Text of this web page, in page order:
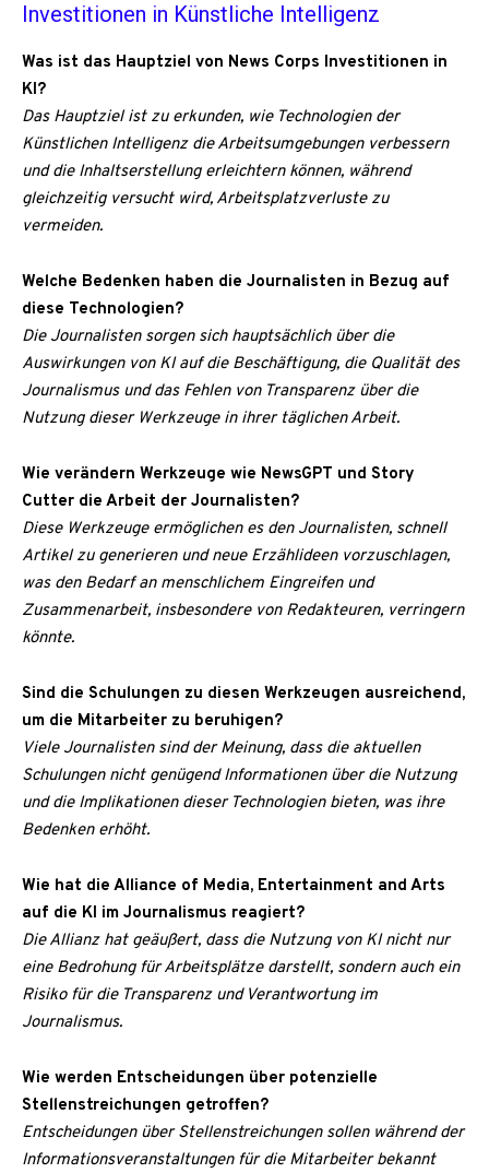
Investitionen in Künstliche Intelligenz
Was ist das Hauptziel von News Corps Investitionen in
KI?
Das Hauptziel ist zu erkunden, wie Technologien der
Künstlichen Intelligenz die Arbeitsumgebungen verbessern
und die Inhaltserstellung erleichtern können, während
gleichzeitig versucht wird, Arbeitsplatzverluste zu
vermeiden.
Welche Bedenken haben die Journalisten in Bezug auf
diese Technologien?
Die Journalisten sorgen sich hauptsächlich über die
Auswirkungen von KI auf die Beschäftigung, die Qualität des
Journalismus und das Fehlen von Transparenz über die
Nutzung dieser Werkzeuge in ihrer täglichen Arbeit.
Wie verändern Werkzeuge wie NewsGPT und Story
Cutter die Arbeit der Journalisten?
Diese Werkzeuge ermöglichen es den Journalisten, schnell
Artikel zu generieren und neue Erzählideen vorzuschlagen,
was den Bedarf an menschlichem Eingreifen und
Zusammenarbeit, insbesondere von Redakteuren, verringern
könnte.
Sind die Schulungen zu diesen Werkzeugen ausreichend,
um die Mitarbeiter zu beruhigen?
Viele Journalisten sind der Meinung, dass die aktuellen
Schulungen nicht genügend Informationen über die Nutzung
und die Implikationen dieser Technologien bieten, was ihre
Bedenken erhöht.
Wie hat die Alliance of Media, Entertainment and Arts
auf die KI im Journalismus reagiert?
Die Allianz hat geäußert, dass die Nutzung von KI nicht nur
eine Bedrohung für Arbeitsplätze darstellt, sondern auch ein
Risiko für die Transparenz und Verantwortung im
Journalismus.
Wie werden Entscheidungen über potenzielle
Stellenstreichungen getroffen?
Entscheidungen über Stellenstreichungen sollen während der
Informationsveranstaltungen für die Mitarbeiter bekannt